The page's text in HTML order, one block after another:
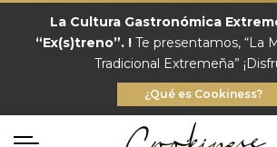
La Cultura Gastronómica
“Ex(s)treno”. ! Te presentamos, “La
Tradicional Extremeña”
¿Qué es Cookiness?